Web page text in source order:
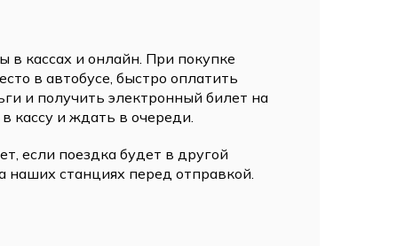
в кассах и онлайн. При покупке
в автобусе, быстро оплатить
и получить электронный билет на
кассу и ждать в очереди.
если поездка будет в другой
наших станциях перед отправкой.